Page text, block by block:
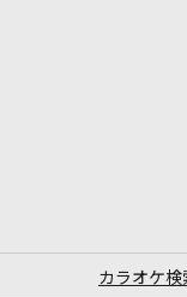
カラオケ検